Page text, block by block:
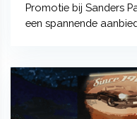
Promotie bij Sanders
een spannende